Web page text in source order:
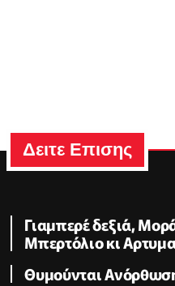
Δειτε Επισης
Γιαμπερέ δεξιά,
Μπερτόλιο κι
Θυμούνται